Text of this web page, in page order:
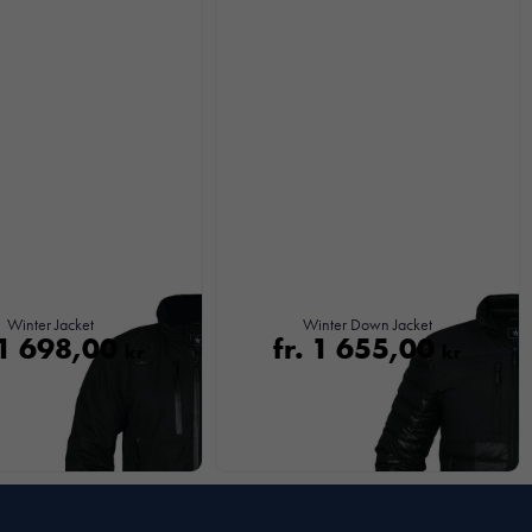
Winter Jacket
698,00
Winter Down Jacket
fr. 1 655,00